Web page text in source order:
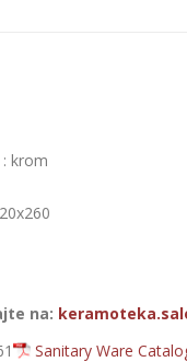
krom
na:
Sanitary Ware